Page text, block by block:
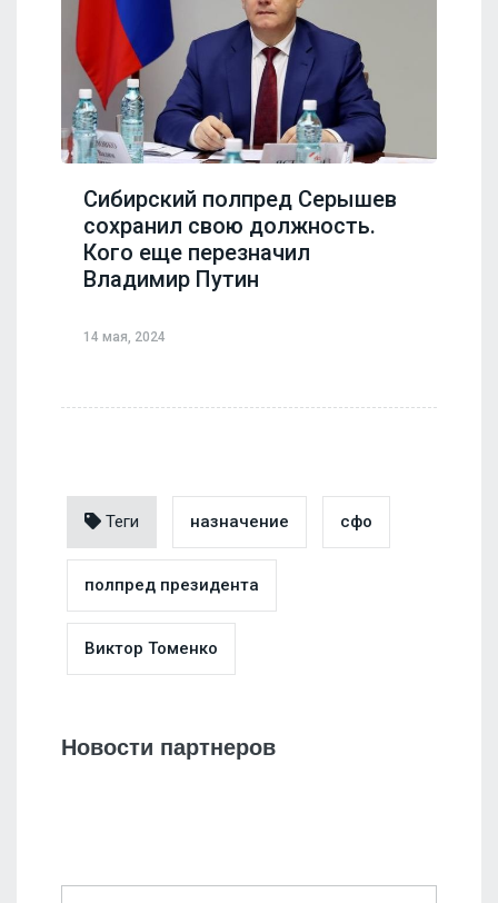
Сибирский полпред Серышев
сохранил свою должность.
Кого еще перезначил
Владимир Путин
14 мая, 2024
Теги назначение сфо
полпред президента
Виктор Томенко
Новости партнеров